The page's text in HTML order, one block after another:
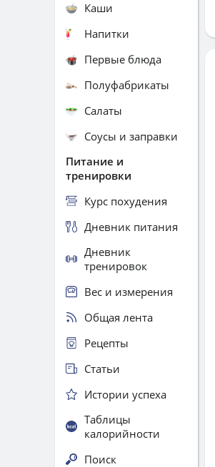
Каши
Напитки
Первые блюда
Полуфабрикаты
Салаты
Соусы и заправки
Питание и
тренировки
Курс похудения
Дневник питания
Дневник
тренировок
Вес и измерения
Общая лента
Рецепты
Статьи
Истории успеха
Таблицы
калорийности
Поиск